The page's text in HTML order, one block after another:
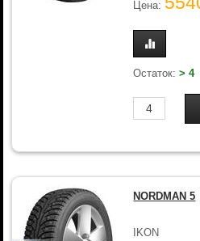
Цена:
Остаток:> 4
NORDMAN 5
IKON